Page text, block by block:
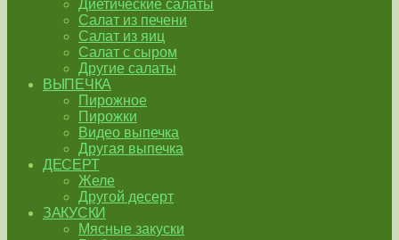
Диетические салаты
Салат из печени
Салат из яиц
Салат с сыром
Другие салаты
ВЫПЕЧКА
Пирожное
Пирожки
Видео выпечка
Другая выпечка
ДЕСЕРТ
Желе
Другой десерт
ЗАКУСКИ
Мясные закуски